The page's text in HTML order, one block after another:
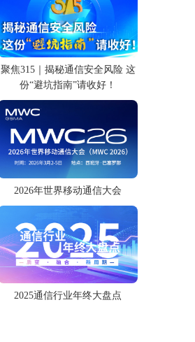
聚焦315｜揭秘通信安全风险 这
份“避坑指南”请收好！
2026年世界移动通信大会
2025通信行业年终大盘点